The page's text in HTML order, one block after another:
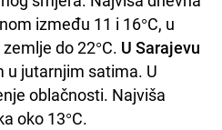
između 11 i 16°C, u
do 22°C. U Sarajevu
u jutarnjim satima. U
oblačnosti. Najviša
oko 13°C.